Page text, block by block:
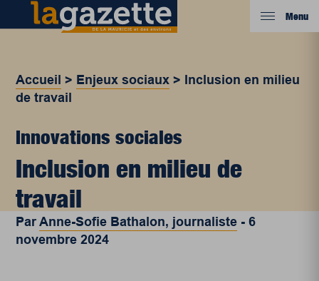
Menu
Accueil > Enjeux sociaux > Inclusion en milieu
de travail
Innovations sociales
Inclusion en milieu de
travail
ParAnne-Sofie Bathalon, journaliste -6
novembre 2024